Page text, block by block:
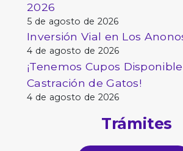
2026
5 de agosto de 2026
Inversión Vial en Los
4 de agosto de 2026
¡Tenemos Cupos
Castración de Gatos!
4 de agosto de 2026
Trámites